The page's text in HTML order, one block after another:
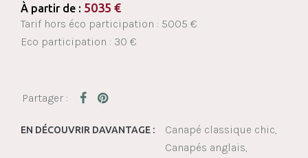
À partir de : 5035 €
Tarif hors éco participation : 5005 €
Eco participation : 30 €
EN DÉCOUVRIR DAVANTAGE :
Canapé classique chic
Canapés anglais